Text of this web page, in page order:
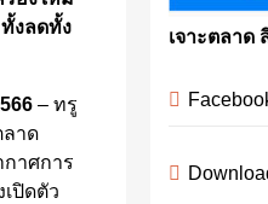
งลดทั้ง
– ทรู
ลาด
กาศการ
ปิดตัว
เจาะตลา